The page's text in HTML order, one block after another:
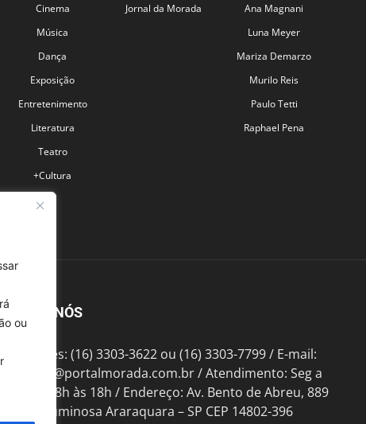
ou
Cinema
Música
Dança
Exposição
Entretenimento
Literatura
Teatro
+Cultura
Jornal da Morada
Ana Magnani
Luna Meyer
Mariza Demarzo
Murilo Reis
Paulo Tetti
Raphael Pena
SOBRE NÓS
Telefones: (16) 3303-3622 ou (16) 3303-7799 / E-mail:
contato@portalmorada.com.br/ Atendimento: Seg a
Sex das 8h às 18h / Endereço: Av. Bento de Abreu, 889
Fonte Luminosa Araraquara – SP CEP 14802-396